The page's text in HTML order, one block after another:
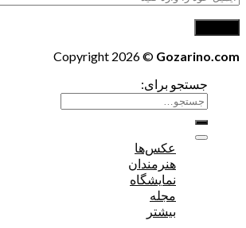
Copyright 2026 © Gozarino.com
جستجو برای:
عکس‌ها
هنرمندان
نمایشگاه
مجله
بیشتر